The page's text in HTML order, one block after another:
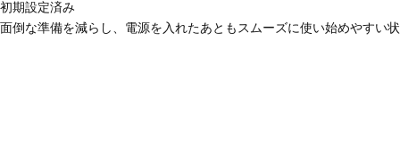
初期設定済み
面倒な準備を減らし、電源を入れたあともスムーズに使い始めやすい